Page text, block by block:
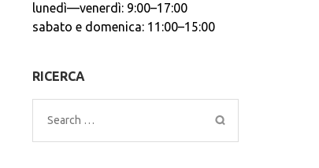
lunedì—venerdì: 9:00–17:00
sabato e domenica: 11:00–15:00
RICERCA
Search
for: